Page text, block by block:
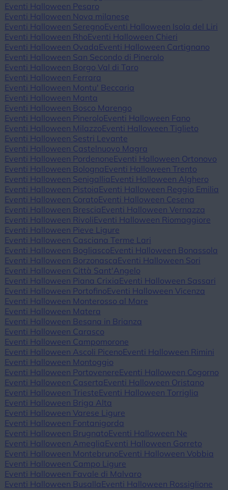
Eventi Halloween Pesaro
Eventi Halloween Nova milanese
Eventi Halloween SeregnoEventi Halloween Isola del Liri
Eventi Halloween RhoEventi Halloween Chieri
Eventi Halloween Ovada Eventi Halloween Cartignano
Eventi Halloween San Secondo di Pinerolo
Eventi Halloween Borgo Val di Taro
Eventi Halloween Ferrara
Eventi Halloween Montu' Beccaria
Eventi Halloween Manta
Eventi Halloween Bosco Marengo
Eventi Halloween PineroloEventi Halloween Fano
Eventi Halloween MilazzoEventi Halloween Tiglieto
Eventi Halloween Sestri Levante
Eventi Halloween Castelnuovo Magra
Eventi Halloween PordenoneEventi Halloween Ortonovo
Eventi Halloween Bologna Eventi Halloween Trento
Eventi Halloween Senigallia Eventi Halloween Alghero
Eventi Halloween Pistoia Eventi Halloween Reggio Emilia
Eventi Halloween CoratoEventi Halloween Cesena
Eventi Halloween Brescia Eventi Halloween Vernazza
Eventi Halloween RivoliEventi Halloween Riomaggiore
Eventi Halloween Pieve Ligure
Eventi Halloween Casciana Terme Lari
Eventi Halloween BogliascoEventi Halloween Bonassola
Eventi Halloween Borzonasca Eventi Halloween Sori
Eventi Halloween Città Sant'Angelo
Eventi Halloween Piana Crixia Eventi Halloween Sassari
Eventi Halloween PortofinoEventi Halloween Vicenza
Eventi Halloween Monterosso al Mare
Eventi Halloween Matera
Eventi Halloween Besana in Brianza
Eventi Halloween Carasco
Eventi Halloween Campomorone
Eventi Halloween Ascoli PicenoEventi Halloween Rimini
Eventi Halloween Montoggio
Eventi Halloween PortovenereEventi Halloween Cogorno
Eventi Halloween Caserta Eventi Halloween Oristano
Eventi Halloween TriesteEventi Halloween Torriglia
Eventi Halloween Briga Alta
Eventi Halloween Varese Ligure
Eventi Halloween Fontanigorda
Eventi Halloween BrugnatoEventi Halloween Ne
Eventi Halloween Ameglia Eventi Halloween Gorreto
Eventi Halloween MontebrunoEventi Halloween Vobbia
Eventi Halloween Campo Ligure
Eventi Halloween Favale di Malvaro
Eventi Halloween Busalla Eventi Halloween Rossiglione